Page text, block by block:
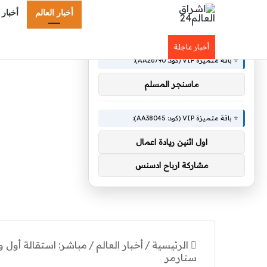
أخبار العالم
أخبار عاجلة
الرئيسية / أخبار العالم / مباشر: استقالة أول
ستارمر
⭐ باقة متميزة VIP (كود: AA26790):
ماسنجر المسلم
⭐ باقة متميزة VIP (كود: AA38045):
اول اثنين ريادة اعمال
مشاركة ارباح ادسنس